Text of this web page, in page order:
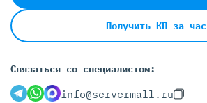
Получить КП за час
Связаться со специалистом:
info@servermall.ru